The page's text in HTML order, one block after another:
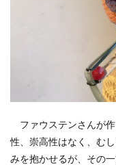
ファウステンさんが
性、崇高性はなく、む
みを抱かせるが、その